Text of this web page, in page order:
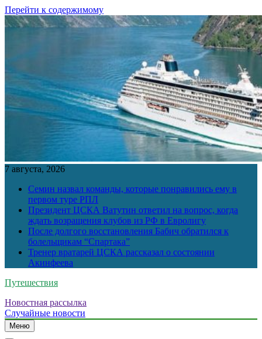
Перейти к содержимому
7 августа, 2026
Семин назвал команды, которые понравились ему в
первом туре РПЛ
Президент ЦСКА Ватутин ответил на вопрос, когда
ждать возращения клубов из РФ в Евролигу
После долгого восстановления Бабич обратился к
болельщикам “Спартака”
Тренер вратарей ЦСКА рассказал о состоянии
Акинфеева
Путешествия
Новостная рассылка
Случайные новости
Меню